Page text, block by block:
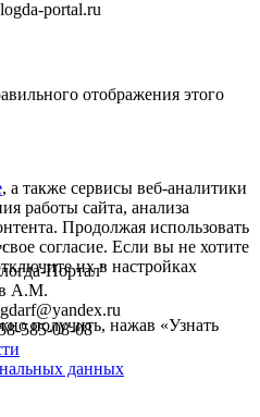
Портал"
А.М.
585-08-08
данных
portal.ru
отображения этого
, а также сервисы веб-аналитики
работы сайта, анализа
Продолжая использовать
согласие. Если вы не хотите
их в настройках
получить, нажав «Узнать